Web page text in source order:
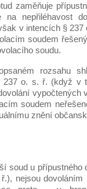
zaměňuje
na nepřiléhavost
v intencích §
soudem
soudu.
rozsahu
237 o. s. ř. (když v
vypočtených
soudem
znění
soud u přípustného
nejsou